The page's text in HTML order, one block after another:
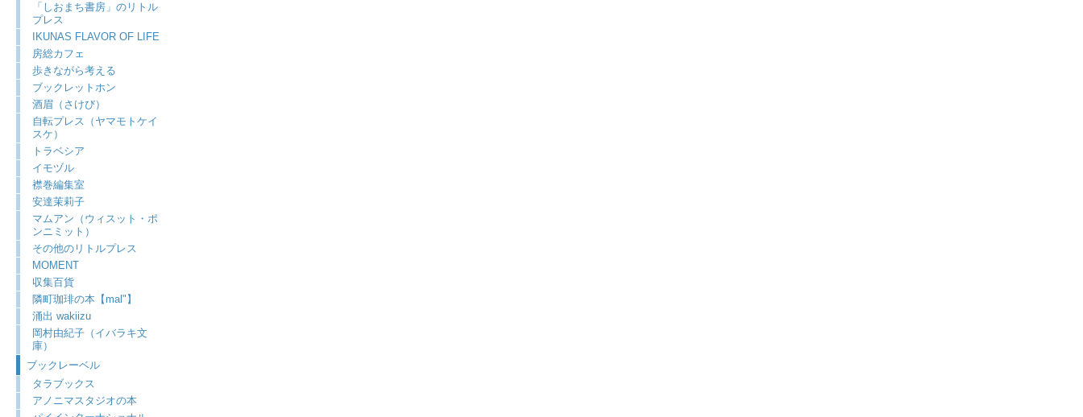
「しおまち書房」のリトル
プレス
IKUNAS FLAVOR OF LIFE
房総カフェ
歩きながら考える
ブックレットホン
酒眉（さけび）
自転プレス（ヤマモトケイ
スケ）
トラベシア
イモヅル
襟巻編集室
安達茉莉子
マムアン（ウィスット・ポ
ンニミット）
その他のリトルプレス
MOMENT
収集百貨
隣町珈琲の本【mal"】
涌出 wakiizu
岡村由紀子（イバラキ文
庫）
ブックレーベル
タラブックス
アノニマスタジオの本